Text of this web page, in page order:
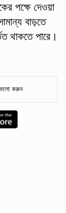
পক্ষে দেওয়া
বাড়তে
থাকতে পারে।
ফলো করুন